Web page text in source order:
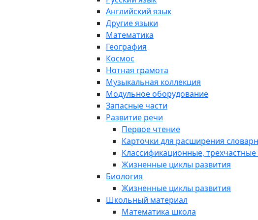
Английский язык
Другие языки
Математика
География
Космос
Нотная грамота
Музыкальная коллекция
Модульное оборудование
Запасные части
Развитие речи
Первое чтение
Карточки для расширения
Классификационные, трехчастные
Жизненные циклы развития
Биология
Жизненные циклы развития
Школьный материал
Математика школа